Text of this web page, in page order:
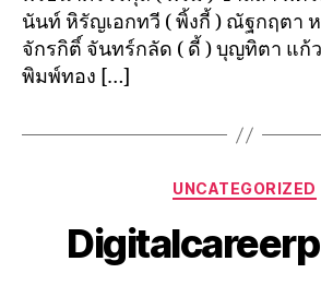
นันท์ หิรัญเอกทวี ( พิ้งกี้ ) ณัฐกฤตา
จักรกิติ์ จันทร์กลัด ( ดี้ ) บุญทิตา แก้
พิมพ์ทอง […]
UNCATEGORIZED